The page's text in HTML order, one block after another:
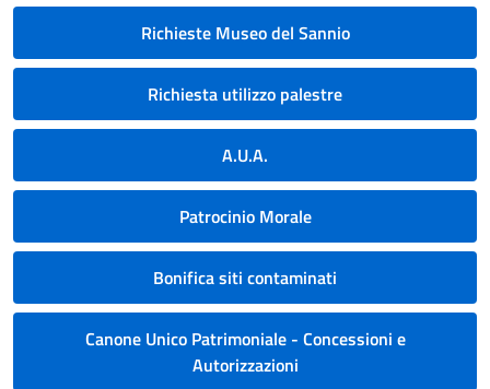
Richieste Museo del Sannio
Richiesta utilizzo palestre
A.U.A.
Patrocinio Morale
Bonifica siti contaminati
Canone Unico Patrimoniale - Concessioni e
Autorizzazioni